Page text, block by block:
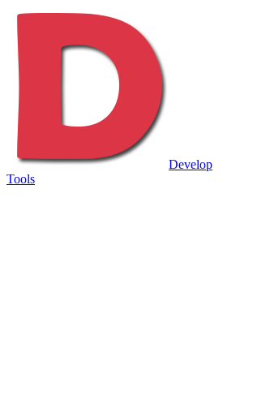
Develop
Tools